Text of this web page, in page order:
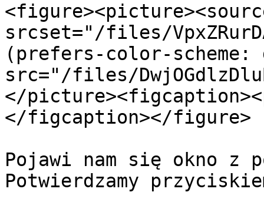
srcset="/files/
(prefers-color-scheme:
src="/files/
</
</figcaption></figure>
Pojawi nam się okno z
Potwierdzamy